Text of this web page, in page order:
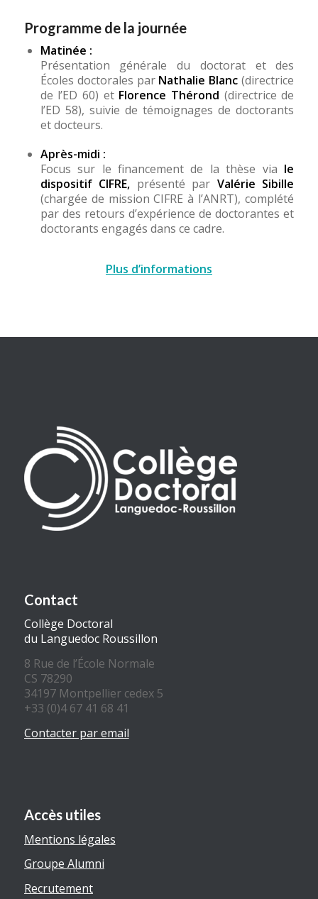
Programme de la journée
Matinée :
Présentation générale du doctorat et des
Écoles doctorales par Nathalie Blanc(directrice
de l’ED 60) et Florence Thérond (directrice de
l’ED 58), suivie de témoignages de doctorants
et docteurs.
Après-midi :
Focus sur le financement de la thèse via le
dispositif CIFRE, présenté par Valérie Sibille
(chargée de mission CIFRE à l’ANRT), complété
par des retours d’expérience de doctorantes et
doctorants engagés dans ce cadre.
Plus d’informations
Contact
Collège Doctoral
du Languedoc Roussillon
8 Rue de l’École Normale
CS 78290
34197 Montpellier cedex 5
+33 (0)4 67 41 68 41
Contacter par email
Accès utiles
Mentions légales
Groupe Alumni
Recrutement